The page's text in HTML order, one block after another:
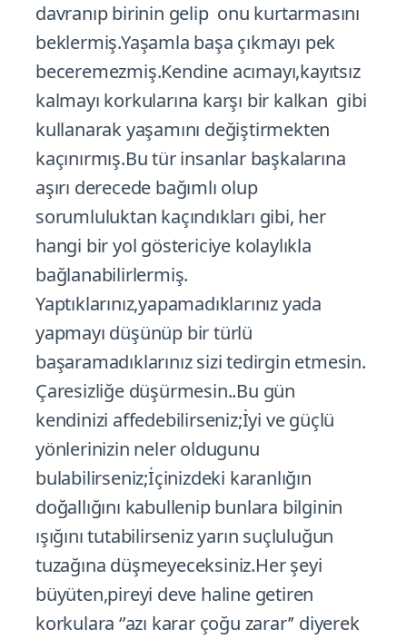
davranıp birinin gelip onu kurtarmasını
beklermiş.Yaşamla başa çıkmayı pek
beceremezmiş.Kendine acımayı,kayıtsız
kalmayı korkularına karşı bir kalkan gibi
kullanarak yaşamını değiştirmekten
kaçınırmış.Bu tür insanlar başkalarına
aşırı derecede bağımlı olup
sorumluluktan kaçındıkları gibi, her
hangi bir yol göstericiye kolaylıkla
bağlanabilirlermiş.
Yaptıklarınız,yapamadıklarınız yada
yapmayı düşünüp bir türlü
başaramadıklarınız sizi tedirgin etmesin.
Çaresizliğe düşürmesin..Bu gün
kendinizi affedebilirseniz;İyi ve güçlü
yönlerinizin neler oldugunu
bulabilirseniz;İçinizdeki karanlığın
doğallığını kabullenip bunlara bilginin
ışığını tutabilirseniz yarın suçluluğun
tuzağına düşmeyeceksiniz.Her şeyi
büyüten,pireyi deve haline getiren
korkulara ‘’azı karar çoğu zarar’’ diyerek